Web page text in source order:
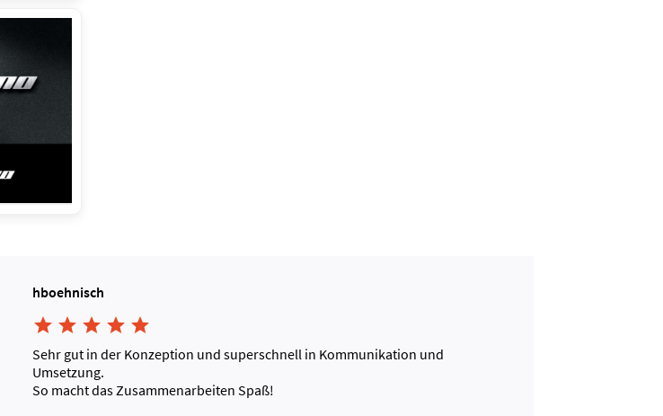
hboehnisch
    
Sehr gut in der Konzeption und superschnell in Kommunikation und
Umsetzung.
So macht das Zusammenarbeiten Spaß!